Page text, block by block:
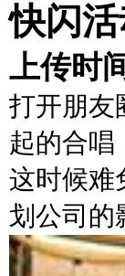
快闪
上传时
打开朋友
起的合唱
这时候难
划公司的